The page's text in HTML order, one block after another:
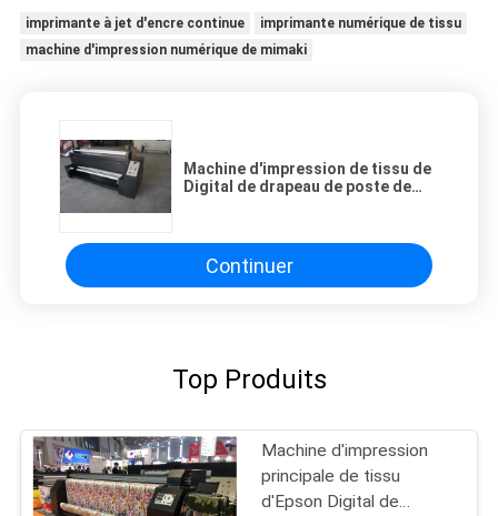
imprimante à jet d'encre continue
imprimante numérique de tissu
machine d'impression numérique de mimaki
Machine d'impression de tissu de
Digital de drapeau de poste de
Continuer
Top Produits
Machine d'impression
principale de tissu
d'Epson Digital de